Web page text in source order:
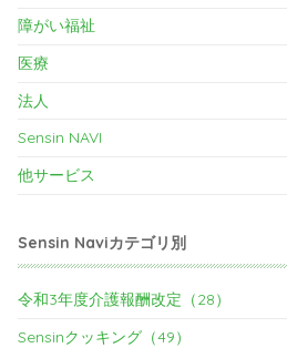
障がい福祉
医療
法人
Sensin NAVI
他サービス
Sensin Naviカテゴリ別
令和3年度介護報酬改定（28）
Sensinクッキング（49）